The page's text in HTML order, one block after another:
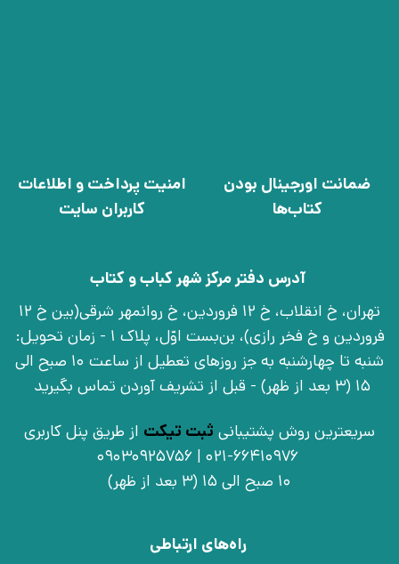
ضمانت اورجینال بودن
کتاب‌ها
امنیت پرداخت و اطلاعات
کاربران سایت
آدرس دفتر مرکز شهر کباب و کتاب
تهران، خ انقلاب، خ 12 فروردین، خ روانمهر شرقی(بین خ 12
فروردین و خ فخر رازی)، بن‌بست اوّل، پلاک 1 - زمان تحویل:
شنبه تا چهارشنبه به جز روزهای تعطیل از ساعت 10 صبح الی
15 (3 بعد از ظهر) - قبل از تشریف آوردن تماس بگیرید
سریعترین روش پشتیبانی ثبت تیکت از طریق پنل کاربری
021-66410976 | 09030925756
10 صبح الی 15 (3 بعد از ظهر)
راه‌های ارتباطی